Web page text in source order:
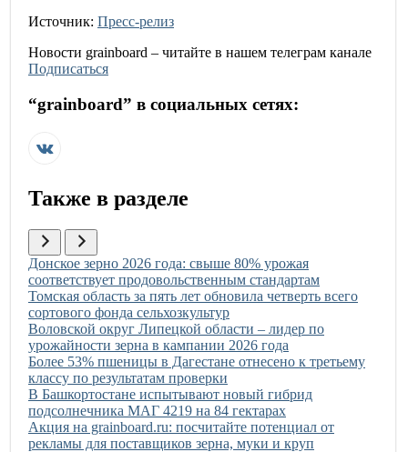
Источник: Пресс-релиз
Новости grainboard – читайте в нашем телеграм канале
Подписаться
“grainboard” в социальных сетях:
Также в разделе
Иллюстрация новости
Донское зерно 2026 года: свыше 80% урожая
соответствует продовольственным стандартам
Иллюстрация новости
Томская область за пять лет обновила четверть всего
сортового фонда сельхозкультур
Иллюстрация новости
Воловской округ Липецкой области – лидер по
урожайности зерна в кампании 2026 года
Иллюстрация новости
Более 53% пшеницы в Дагестане отнесено к третьему
классу по результатам проверки
Иллюстрация новости
В Башкортостане испытывают новый гибрид
подсолнечника МАГ 4219 на 84 гектарах
Иллюстрация новости
Акция на grainboard.ru: посчитайте потенциал от
рекламы для поставщиков зерна, муки и круп